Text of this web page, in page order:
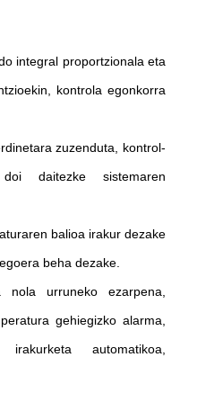
integral proportzionala eta
kontrola egonkorra
zuzenduta, kontrol-
doi daitezke sistemaren
balioa irakur dezake
beha dezake.
urruneko ezarpena,
gehiegizko alarma,
irakurketa automatikoa,